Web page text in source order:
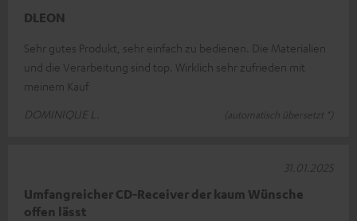
DLEON
Sehr gutes Produkt, sehr einfach zu bedienen. Die Materialien
und die Verarbeitung sind top. Wirklich sehr zufrieden mit
meinem Kauf
DOMINIQUE L.
(automatisch übersetzt *)
Umfangreicher CD-Receiver der kaum Wünsche
offen lässt
31.01.2025